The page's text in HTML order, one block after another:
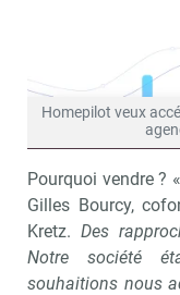
Homepilot veux
Pourquoi vendre ? «
Gilles Bourcy,
Kretz. Des
Notre société
souhaitions nous